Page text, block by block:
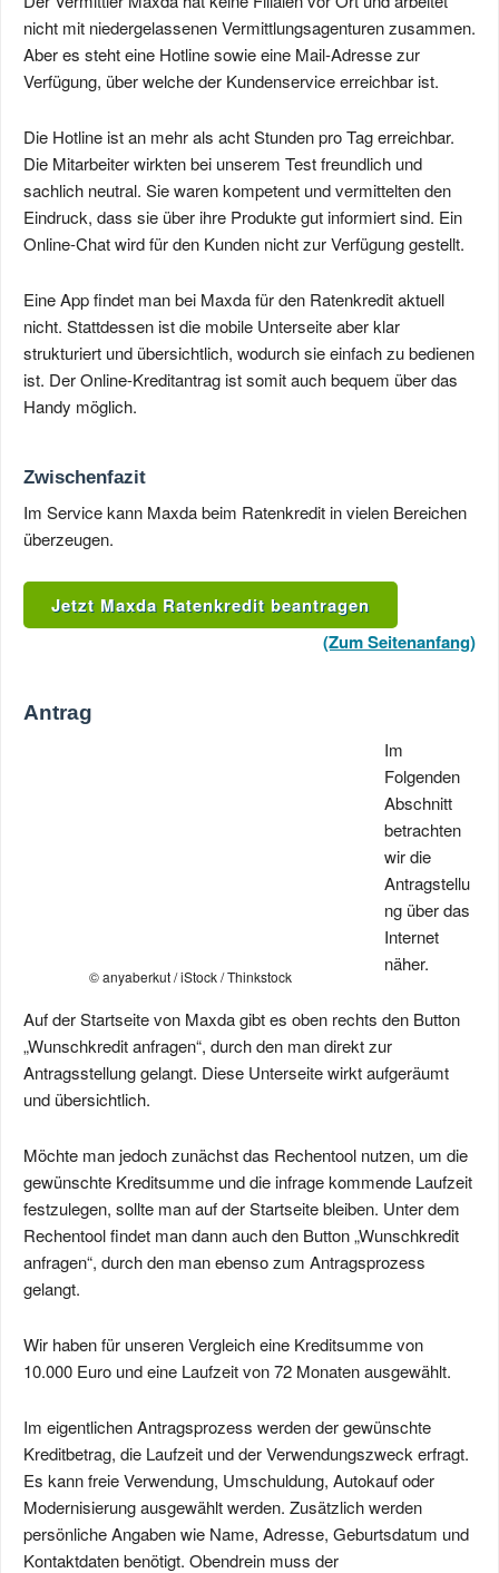
nicht mit niedergelassenen Vermittlungsagenturen zusammen.
Aber es steht eine Hotline sowie eine Mail-Adresse zur
Verfügung, über welche der Kundenservice erreichbar ist.
Die Hotline ist an mehr als acht Stunden pro Tag erreichbar.
Die Mitarbeiter wirkten bei unserem Test freundlich und
sachlich neutral. Sie waren kompetent und vermittelten den
Eindruck, dass sie über ihre Produkte gut informiert sind. Ein
Online-Chat wird für den Kunden nicht zur Verfügung gestellt.
Eine App findet man bei Maxda für den Ratenkredit aktuell
nicht. Stattdessen ist die mobile Unterseite aber klar
strukturiert und übersichtlich, wodurch sie einfach zu bedienen
ist. Der Online-Kreditantrag ist somit auch bequem über das
Handy möglich.
Zwischenfazit
Im Service kann Maxda beim Ratenkredit in vielen Bereichen
überzeugen.
Jetzt Maxda Ratenkredit beantragen
(Zum Seitenanfang)
Antrag
© anyaberkut / iStock / Thinkstock
Im
Folgenden
Abschnitt
betrachten
wir die
Antragstellu
ng über das
Internet
näher.
Auf der Startseite von Maxda gibt es oben rechts den Button
„Wunschkredit anfragen“, durch den man direkt zur
Antragsstellung gelangt. Diese Unterseite wirkt aufgeräumt
und übersichtlich.
Möchte man jedoch zunächst das Rechentool nutzen, um die
gewünschte Kreditsumme und die infrage kommende Laufzeit
festzulegen, sollte man auf der Startseite bleiben. Unter dem
Rechentool findet man dann auch den Button „Wunschkredit
anfragen“, durch den man ebenso zum Antragsprozess
gelangt.
Wir haben für unseren Vergleich eine Kreditsumme von
10.000 Euro und eine Laufzeit von 72 Monaten ausgewählt.
Im eigentlichen Antragsprozess werden der gewünschte
Kreditbetrag, die Laufzeit und der Verwendungszweck erfragt.
Es kann freie Verwendung, Umschuldung, Autokauf oder
Modernisierung ausgewählt werden. Zusätzlich werden
persönliche Angaben wie Name, Adresse, Geburtsdatum und
Kontaktdaten benötigt. Obendrein muss der